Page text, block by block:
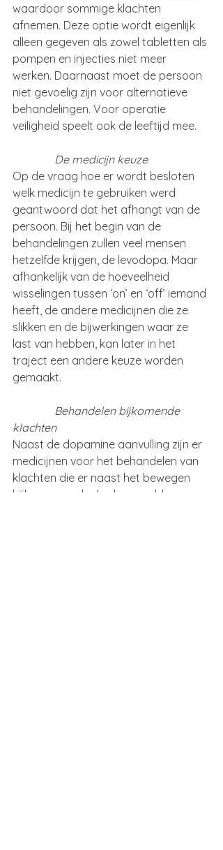
waardoor sommige klachten
afnemen. Deze optie wordt eigenlijk
alleen gegeven als zowel tabletten als
pompen en injecties niet meer
werken. Daarnaast moet de persoon
niet gevoelig zijn voor alternatieve
behandelingen. Voor operatie
veiligheid speelt ook de leeftijd mee.
De medicijn keuze
Op de vraag hoe er wordt besloten
welk medicijn te gebruiken werd
geantwoord dat het afhangt van de
persoon. Bij het begin van de
behandelingen zullen veel mensen
hetzelfde krijgen, de levodopa. Maar
afhankelijk van de hoeveelheid
wisselingen tussen ‘on’ en ‘off’ iemand
heeft, de andere medicijnen die ze
slikken en de bijwerkingen waar ze
last van hebben, kan later in het
traject een andere keuze worden
gemaakt.
Behandelen bijkomende
klachten
Naast de dopamine aanvulling zijn er
medicijnen voor het behandelen van
klachten die er naast het bewegen
bijkomen zoals de slaapproblemen,